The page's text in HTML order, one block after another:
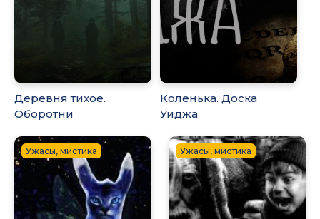
Деревня тихое.
Оборотни
Коленька. Доска
Уиджа
Ужасы, мистика Ужасы, мистика